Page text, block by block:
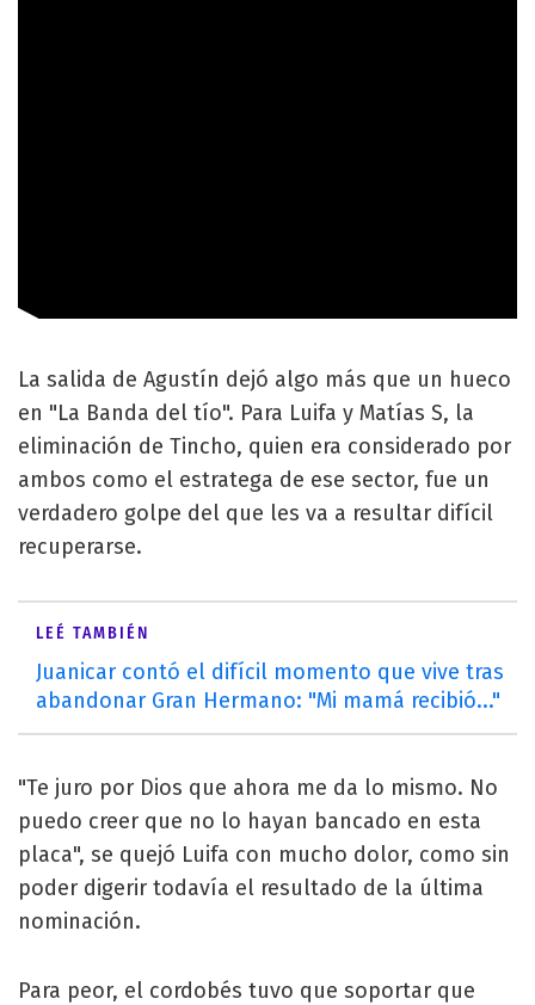
La salida de Agustín dejó algo más que un hueco
en "La Banda del tío". Para Luifa y Matías S, la
eliminación de Tincho, quien era considerado por
ambos como el estratega de ese sector, fue un
verdadero golpe del que les va a resultar difícil
recuperarse.
LEÉ TAMBIÉN
Juanicar contó el difícil momento que vive tras
abandonar Gran Hermano: "Mi mamá recibió..."
"Te juro por Dios que ahora me da lo mismo. No
puedo creer que no lo hayan bancado en esta
placa", se quejó Luifa con mucho dolor, como sin
poder digerir todavía el resultado de la última
nominación.
Para peor, el cordobés tuvo que soportar que